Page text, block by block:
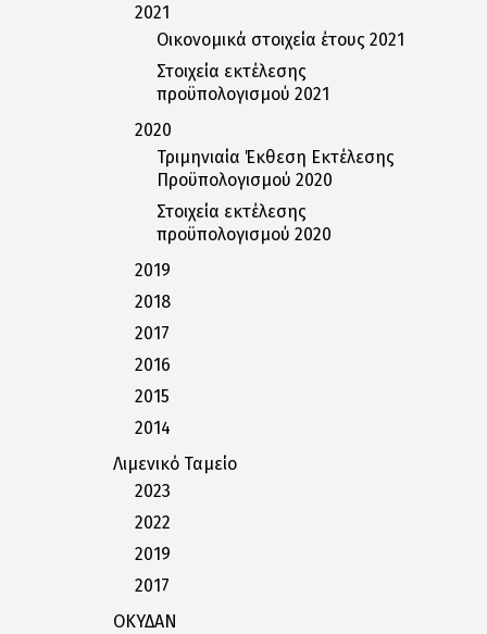
2021
Οικονομικά στοιχεία έτους 2021
Στοιχεία εκτέλεσης
προϋπολογισμού 2021
2020
Τριμηνιαία Έκθεση Εκτέλεσης
Προϋπολογισμού 2020
Στοιχεία εκτέλεσης
προϋπολογισμού 2020
2019
2018
2017
2016
2015
2014
Λιμενικό Ταμείο
2023
2022
2019
2017
ΟΚΥΔΑΝ